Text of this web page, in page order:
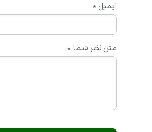
متن نظر شما *
ایمیل *